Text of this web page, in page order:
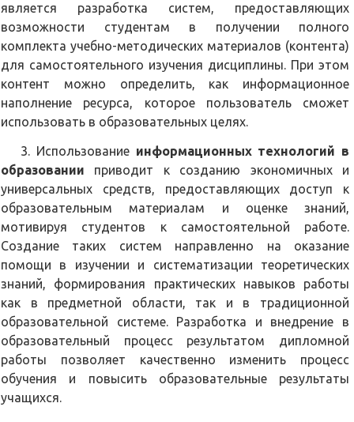
является разработка систем, предоставляющих
возможности студентам в получении полного
комплекта учебно-методических материалов (контента)
для самостоятельного изучения дисциплины. При этом
контент можно определить, как информационное
наполнение ресурса, которое пользователь сможет
использовать в образовательных целях.
3. Использование информационных технологий в
образовании приводит к созданию экономичных и
универсальных средств, предоставляющих доступ к
образовательным материалам и оценке знаний,
мотивируя студентов к самостоятельной работе.
Создание таких систем направленно на оказание
помощи в изучении и систематизации теоретических
знаний, формирования практических навыков работы
как в предметной области, так и в традиционной
образовательной системе. Разработка и внедрение в
образовательный процесс результатом дипломной
работы позволяет качественно изменить процесс
обучения и повысить образовательные результаты
учащихся.